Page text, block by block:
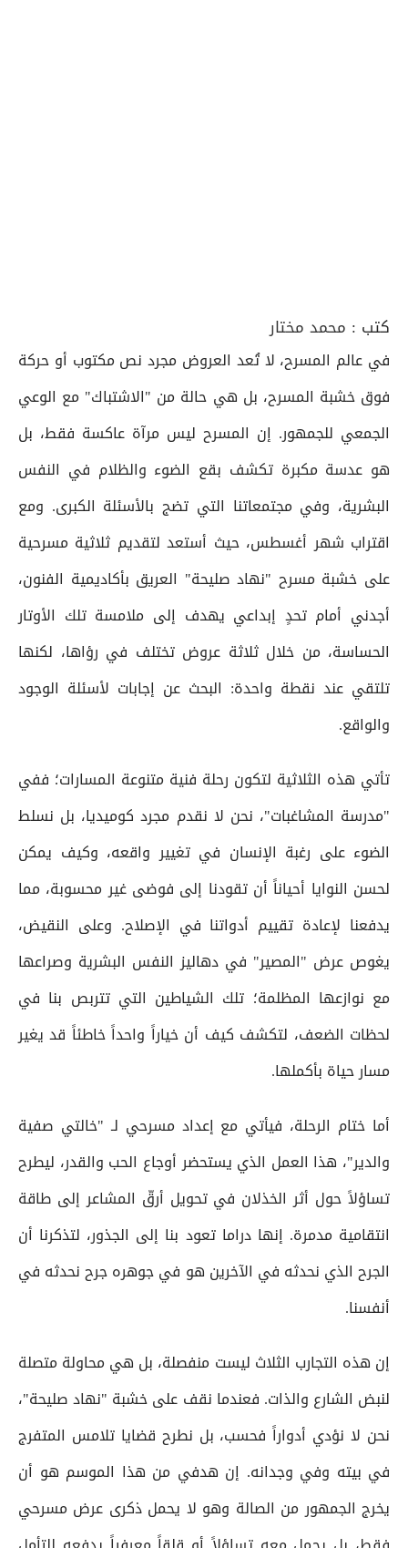
كتب : محمد مختار
في عالم المسرح، لا تُعد العروض مجرد نص مكتوب أو حركة
فوق خشبة المسرح، بل هي حالة من "الاشتباك" مع الوعي
الجمعي للجمهور. إن المسرح ليس مرآة عاكسة فقط، بل
هو عدسة مكبرة تكشف بقع الضوء والظلام في النفس
البشرية، وفي مجتمعاتنا التي تضج بالأسئلة الكبرى. ومع
اقتراب شهر أغسطس، حيث أستعد لتقديم ثلاثية مسرحية
على خشبة مسرح "نهاد صليحة" العريق بأكاديمية الفنون،
أجدني أمام تحدٍ إبداعي يهدف إلى ملامسة تلك الأوتار
الحساسة، من خلال ثلاثة عروض تختلف في رؤاها، لكنها
تلتقي عند نقطة واحدة: البحث عن إجابات لأسئلة الوجود
والواقع.
تأتي هذه الثلاثية لتكون رحلة فنية متنوعة المسارات؛ ففي
"مدرسة المشاغبات"، نحن لا نقدم مجرد كوميديا، بل نسلط
الضوء على رغبة الإنسان في تغيير واقعه، وكيف يمكن
لحسن النوايا أحياناً أن تقودنا إلى فوضى غير محسوبة، مما
يدفعنا لإعادة تقييم أدواتنا في الإصلاح. وعلى النقيض،
يغوص عرض "المصير" في دهاليز النفس البشرية وصراعها
مع نوازعها المظلمة؛ تلك الشياطين التي تتربص بنا في
لحظات الضعف، لتكشف كيف أن خياراً واحداً خاطئاً قد يغير
مسار حياة بأكملها.
أما ختام الرحلة، فيأتي مع إعداد مسرحي لـ "خالتي صفية
والدير"، هذا العمل الذي يستحضر أوجاع الحب والقدر، ليطرح
تساؤلاً حول أثر الخذلان في تحويل أرقّ المشاعر إلى طاقة
انتقامية مدمرة. إنها دراما تعود بنا إلى الجذور، لتذكرنا أن
الجرح الذي نحدثه في الآخرين هو في جوهره جرح نحدثه في
أنفسنا.
إن هذه التجارب الثلاث ليست منفصلة، بل هي محاولة متصلة
لنبض الشارع والذات. فعندما نقف على خشبة "نهاد صليحة"،
نحن لا نؤدي أدواراً فحسب، بل نطرح قضايا تلامس المتفرج
في بيته وفي وجدانه. إن هدفي من هذا الموسم هو أن
يخرج الجمهور من الصالة وهو لا يحمل ذكرى عرض مسرحي